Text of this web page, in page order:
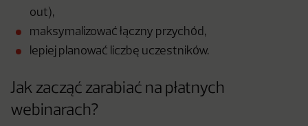
out),
maksymalizować łączny przychód,
lepiej planować liczbę uczestników.
Jak zacząć zarabiać na płatnych
webinarach?